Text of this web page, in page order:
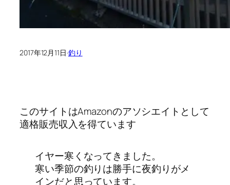
2017年12月11日·釣り
このサイトはAmazonのアソシエイトとして
適格販売収入を得ています
イヤー寒くなってきました。
寒い季節の釣りは勝手に夜釣りがメ
インだと思っています。